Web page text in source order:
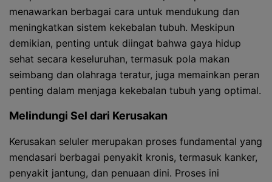
menawarkan berbagai cara untuk mendukung dan
meningkatkan sistem kekebalan tubuh. Meskipun
demikian, penting untuk diingat bahwa gaya hidup
sehat secara keseluruhan, termasuk pola makan
seimbang dan olahraga teratur, juga memainkan peran
penting dalam menjaga kekebalan tubuh yang optimal.
Melindungi Sel dari Kerusakan
Kerusakan seluler merupakan proses fundamental yang
mendasari berbagai penyakit kronis, termasuk kanker,
penyakit jantung, dan penuaan dini. Proses ini